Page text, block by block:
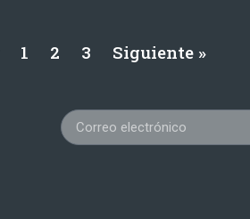
1 2 3 Siguiente »